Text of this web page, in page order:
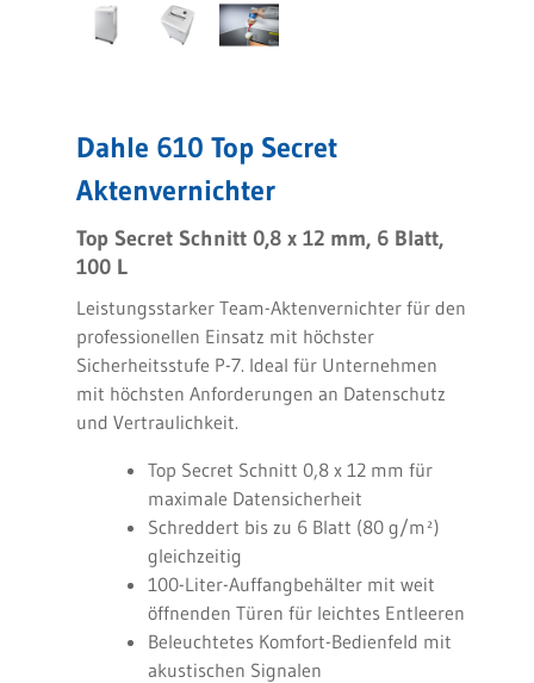
Dahle 610 Top Secret
Aktenvernichter
Top Secret Schnitt 0,8 x 12 mm, 6 Blatt,
100 L
Leistungsstarker Team-Aktenvernichter für den
professionellen Einsatz mit höchster
Sicherheitsstufe P-7. Ideal für Unternehmen
mit höchsten Anforderungen an Datenschutz
und Vertraulichkeit.
Top Secret Schnitt 0,8 x 12 mm für
maximale Datensicherheit
Schreddert bis zu 6 Blatt (80 g/m²)
gleichzeitig
100-Liter-Auffangbehälter mit weit
öffnenden Türen für leichtes Entleeren
Beleuchtetes Komfort-Bedienfeld mit
akustischen Signalen